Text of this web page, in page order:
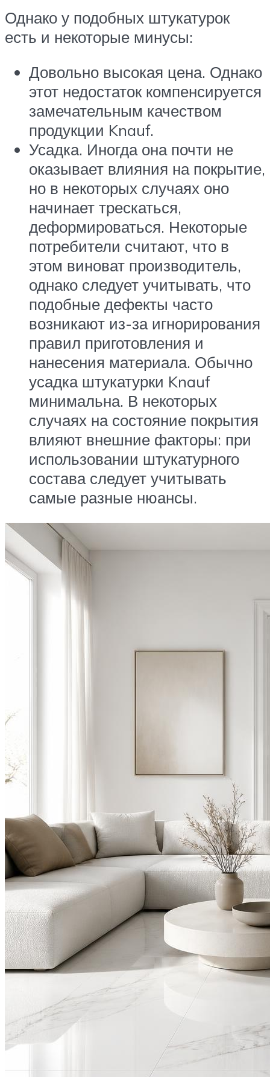
Однако у подобных штукатурок
есть и некоторые минусы:
Довольно высокая цена. Однако
этот недостаток компенсируется
замечательным качеством
продукции Knauf.
Усадка. Иногда она почти не
оказывает влияния на покрытие,
но в некоторых случаях оно
начинает трескаться,
деформироваться. Некоторые
потребители считают, что в
этом виноват производитель,
однако следует учитывать, что
подобные дефекты часто
возникают из-за игнорирования
правил приготовления и
нанесения материала. Обычно
усадка штукатурки Knauf
минимальна. В некоторых
случаях на состояние покрытия
влияют внешние факторы: при
использовании штукатурного
состава следует учитывать
самые разные нюансы.